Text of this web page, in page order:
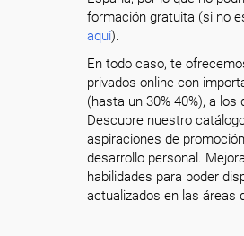
formación gratuita (si no
aquí).
En todo caso, te
privados online con
(hasta un 30% 40%), a
Descubre nuestro
aspiraciones de
desarrollo personal.
habilidades para poder
actualizados en las áreas